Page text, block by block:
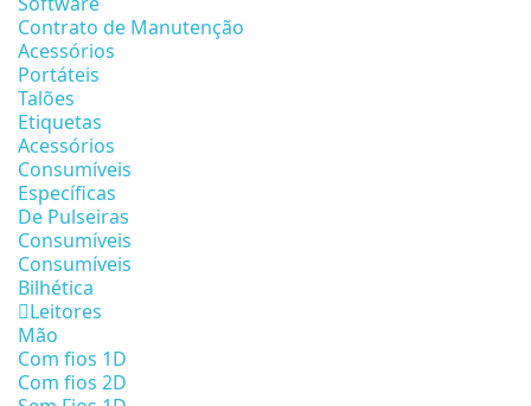
Contrato de Manutenção
Acessórios
Portáteis
Talões
Etiquetas
Acessórios
Consumíveis
Específicas
De Pulseiras
Consumíveis
Consumíveis
Bilhética
Leitores
Mão
Com fios 1D
Com fios 2D